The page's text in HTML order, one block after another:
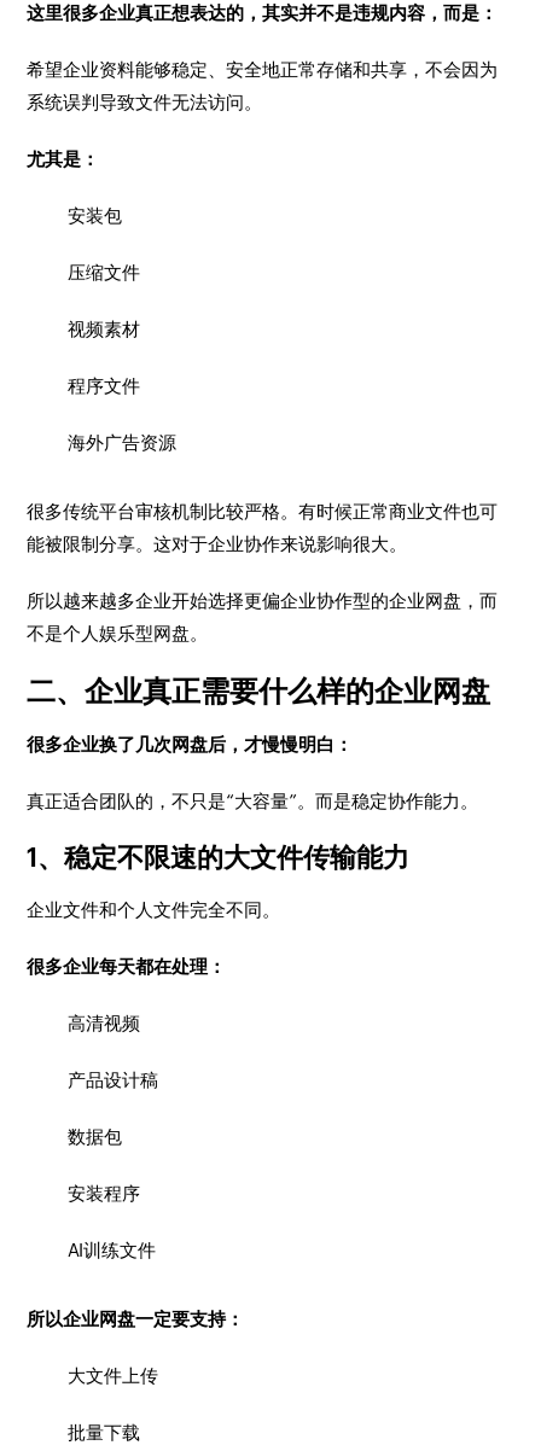
这里很多企业真正想表达的，其实并不是违规内容，而是：
希望企业资料能够稳定、安全地正常存储和共享，不会因为
系统误判导致文件无法访问。
尤其是：
安装包
压缩文件
视频素材
程序文件
海外广告资源
很多传统平台审核机制比较严格。有时候正常商业文件也可
能被限制分享。这对于企业协作来说影响很大。
所以越来越多企业开始选择更偏企业协作型的企业网盘，而
不是个人娱乐型网盘。
二、企业真正需要什么样的企业网盘
很多企业换了几次网盘后，才慢慢明白：
真正适合团队的，不只是“大容量”。而是稳定协作能力。
1、稳定不限速的大文件传输能力
企业文件和个人文件完全不同。
很多企业每天都在处理：
高清视频
产品设计稿
数据包
安装程序
AI训练文件
所以企业网盘一定要支持：
大文件上传
批量下载